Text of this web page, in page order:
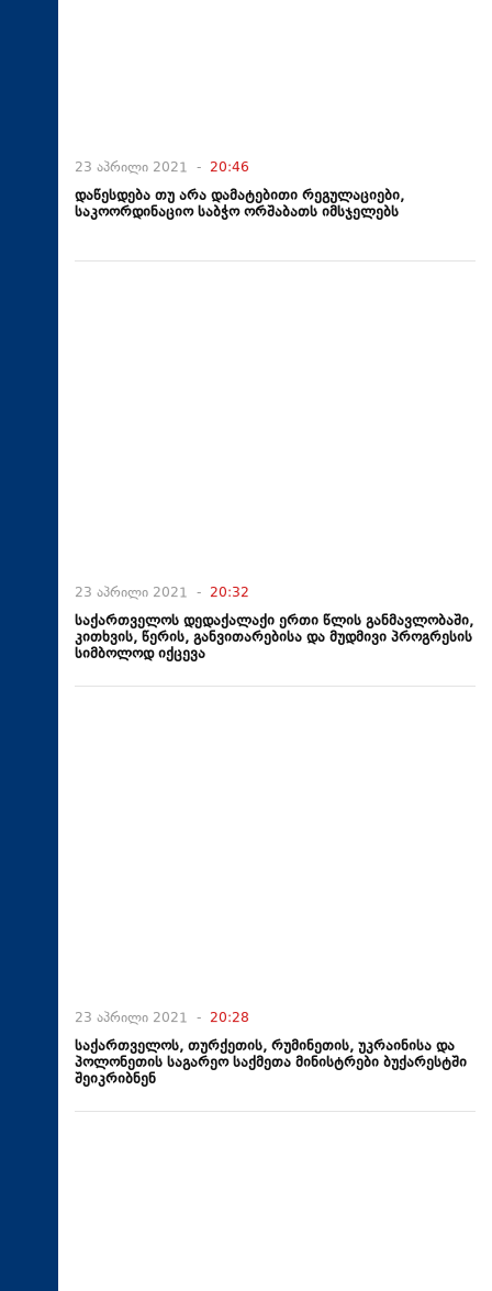
23 აპრილი 2021 - 20:46
დაწესდება თუ არა დამატებითი რეგულაციები,
საკოორდინაციო საბჭო ორშაბათს იმსჯელებს
23 აპრილი 2021 - 20:32
საქართველოს დედაქალაქი ერთი წლის განმავლობაში,
კითხვის, წერის, განვითარებისა და მუდმივი პროგრესის
სიმბოლოდ იქცევა
23 აპრილი 2021 - 20:28
საქართველოს, თურქეთის, რუმინეთის, უკრაინისა და
პოლონეთის საგარეო საქმეთა მინისტრები ბუქარესტში
შეიკრიბნენ